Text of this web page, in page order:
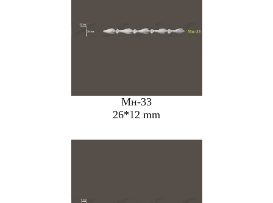
Мн-33
26*12 mm